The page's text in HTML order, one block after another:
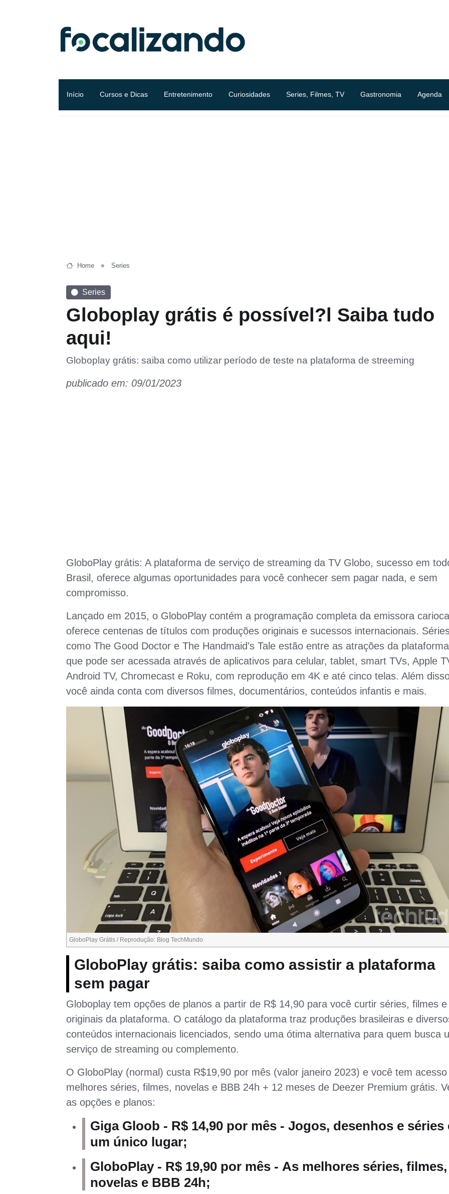
Início Cursos e Dicas Entretenimento Curiosidades Series, Filmes, TV Gastronomia Agenda
Home Series
Series
Globoplay grátis é possível?l Saiba tudo
aqui!
Globoplay grátis: saiba como utilizar período de teste na plataforma de streeming
publicado em: 09/01/2023
GloboPlay grátis: A plataforma de serviço de streaming da TV Globo, sucesso em
Brasil, oferece algumas oportunidades para você conhecer sem pagar nada, e sem
compromisso.
Lançado em 2015, o GloboPlay contém a programação completa da emissora
oferece centenas de títulos com produções originais e sucessos internacionais.
como The Good Doctor e The Handmaid's Tale estão entre as atrações da
que pode ser acessada através de aplicativos para celular, tablet, smart TVs, Apple
Android TV, Chromecast e Roku, com reprodução em 4K e até cinco telas. Além
você ainda conta com diversos filmes, documentários, conteúdos infantis e mais.
GloboPlay Grátis / Reprodução: Blog TechMundo
GloboPlay grátis: saiba como assistir a plataforma
sem pagar
Globoplay tem opções de planos a partir de R$ 14,90 para você curtir séries, filmes e
originais da plataforma. O catálogo da plataforma traz produções brasileiras e
conteúdos internacionais licenciados, sendo uma ótima alternativa para quem busca
serviço de streaming ou complemento.
O GloboPlay (normal) custa R$19,90 por mês (valor janeiro 2023) e você tem
melhores séries, filmes, novelas e BBB 24h + 12 meses de Deezer Premium grátis.
as opções e planos:
Giga Gloob - R$ 14,90 por mês - Jogos, desenhos e séries
um único lugar;
GloboPlay - R$ 19,90 por mês - As melhores séries, filmes,
novelas e BBB 24h;